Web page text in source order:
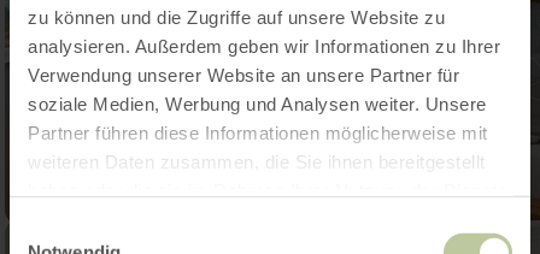
zu können und die Zugriffe auf unsere Website zu
analysieren. Außerdem geben wir Informationen zu Ihrer
Verwendung unserer Website an unsere Partner für
soziale Medien, Werbung und Analysen weiter. Unsere
Partner führen diese Informationen möglicherweise mit
weiteren Daten zusammen, die Sie ihnen bereitgestellt
Einwilligungsauswahl